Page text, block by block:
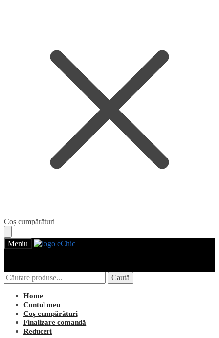
Skip
to
navigation
Skip
to
content
Coș cumpărături
Meniu
Caută
după:
Caută
Login
Caută
după:
Caută
Home
Contul meu
Coș cumpărături
Finalizare comandă
Reduceri